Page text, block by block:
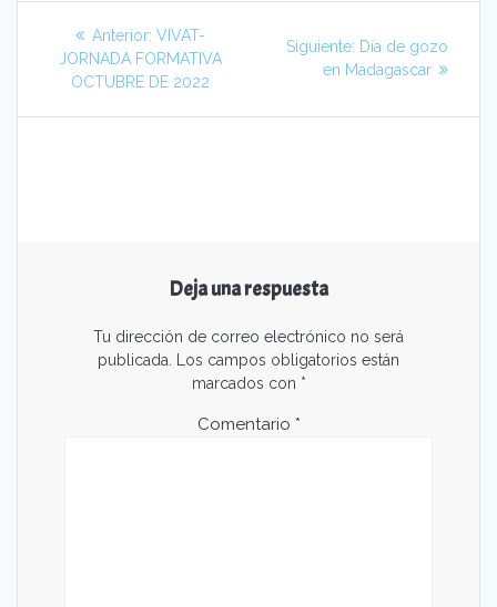
Navegación
entradas
Anterior: Entrada
anterior:
VIVAT-
JORNADA FORMATIVA
OCTUBRE DE 2022
Siguiente: Siguiente
entrada:
Día de gozo
en Madagascar
Deja una respuesta
Tu dirección de correo electrónico no será
publicada.
Los campos obligatorios están
marcados con *
Comentario *